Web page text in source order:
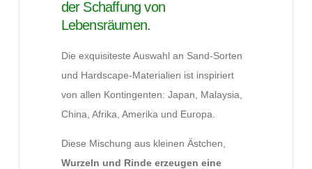
der Schaffung von
Lebensräumen.
Die exquisiteste Auswahl an Sand-Sorten
und Hardscape-Materialien ist inspiriert
von allen Kontingenten: Japan, Malaysia,
China, Afrika, Amerika und Europa.
Diese Mischung aus kleinen Ästchen,
Wurzeln und Rinde erzeugen eine